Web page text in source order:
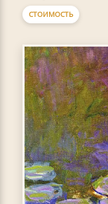
СТОИМОСТЬ